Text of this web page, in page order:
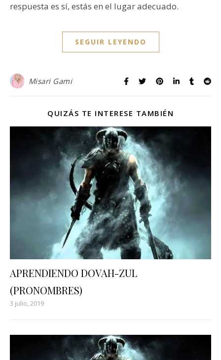
respuesta es sí, estás en el lugar adecuado.
SEGUIR LEYENDO
Misari Gami
QUIZÁS TE INTERESE TAMBIÉN
APRENDIENDO DOVAH-ZUL
(PRONOMBRES)
3 julio, 2019